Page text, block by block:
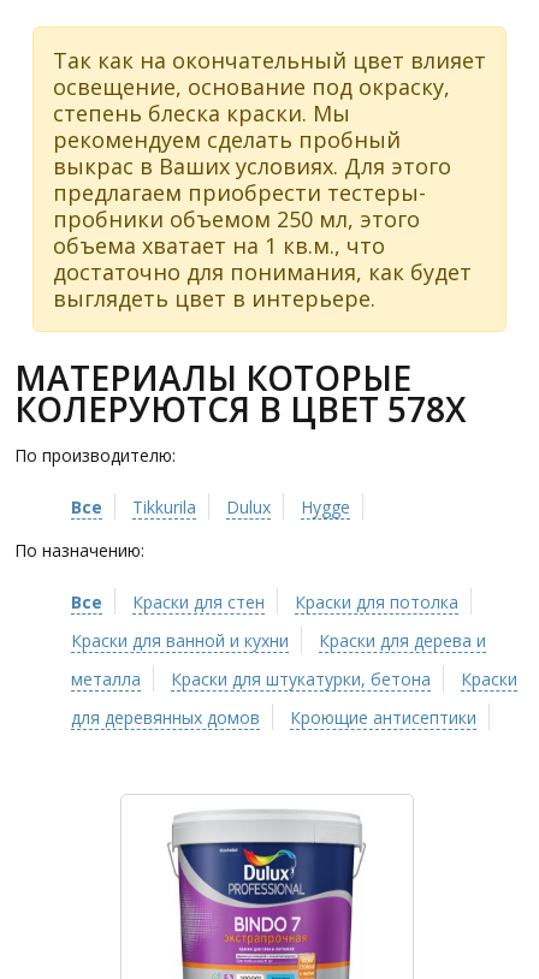
Так как на окончательный цвет влияет
освещение, основание под окраску,
степень блеска краски. Мы
рекомендуем сделать пробный
выкрас в Ваших условиях. Для этого
предлагаем приобрести тестеры-
пробники объемом 250 мл, этого
объема хватает на 1 кв.м., что
достаточно для понимания, как будет
выглядеть цвет в интерьере.
МАТЕРИАЛЫ КОТОРЫЕ
КОЛЕРУЮТСЯ В ЦВЕТ 578X
По производителю:
Все Tikkurila Dulux
Hygge
По назначению:
Все Краски для стен
Краски для потолка
Краски для ванной и кухни
Краски для дерева и
металла
Краски для штукатурки, бетона
Краски
для деревянных домов
Кроющие антисептики